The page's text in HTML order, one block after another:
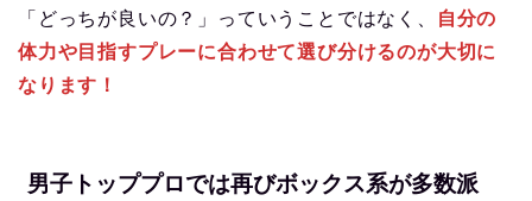
「どっちが良いの？」っていうことではなく、
自分の
体力や目指すプレーに合わせて選び分けるのが大切に
なります！
男子トッププロでは再びボックス系が多数派